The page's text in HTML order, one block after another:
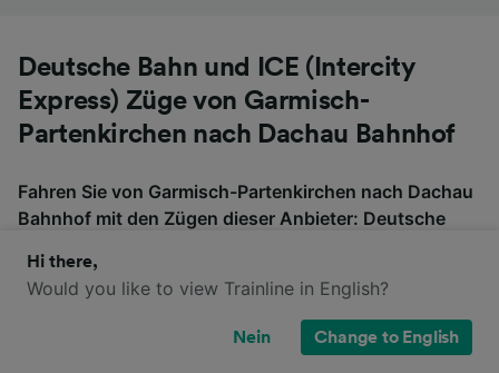
Deutsche Bahn und ICE (Intercity
Express) Züge von Garmisch-
Partenkirchen nach Dachau Bahnhof
Fahren Sie von Garmisch-Partenkirchen nach Dachau
Bahnhof mit den Zügen dieser Anbieter: Deutsche
dass diese Züge möglicherweise nicht direkt von
Garmisch-Partenkirchen nach Dachau Bahnhof
fahren, also überprüfen Sie, ob Sie auf der Fahrt
umsteigen müssen, wenn Sie nach Tickets suchen.
Hi there,
Would you like to view Trainline in English?
Nein Change to English